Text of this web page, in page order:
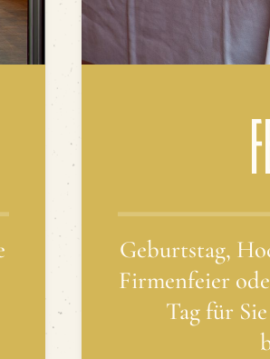
Geburtstag,
Firmenfeier
Tag für